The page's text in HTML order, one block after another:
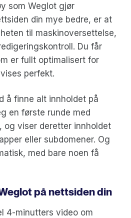
som Weglot gjør
din mye bedre, er at
til maskinoversettelse,
Du får
er fullt optimalisert for
perfekt.
å finne alt innholdet på
en første runde med
og viser deretter innholdet
eller subdomener. Og
med bare noen få
på nettsiden din
4-minutters video om